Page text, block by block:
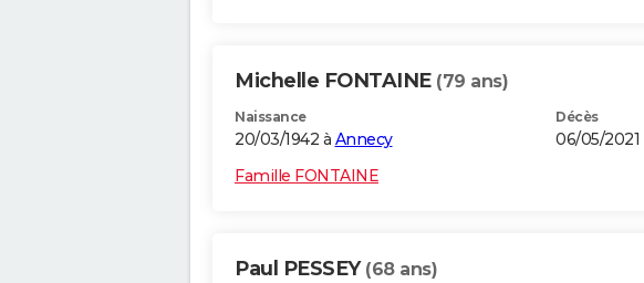
Michelle FONTAINE (79 ans)
Naissance
20/03/1942 à Annecy
Décès
06/05/2021
Famille FONTAINE
Paul PESSEY (68 ans)